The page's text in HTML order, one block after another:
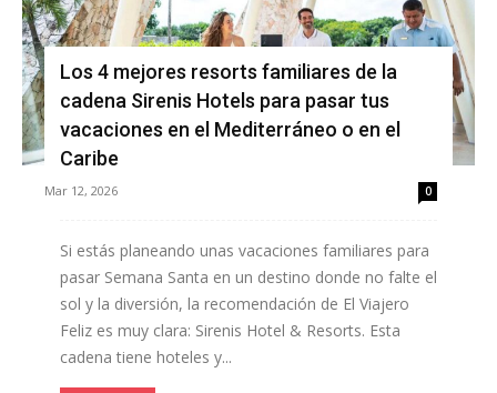
Los 4 mejores resorts familiares de la
cadena Sirenis Hotels para pasar tus
vacaciones en el Mediterráneo o en el
Caribe
Mar 12, 2026 0
Si estás planeando unas vacaciones familiares para
pasar Semana Santa en un destino donde no falte el
sol y la diversión, la recomendación de El Viajero
Feliz es muy clara: Sirenis Hotel & Resorts. Esta
cadena tiene hoteles y...